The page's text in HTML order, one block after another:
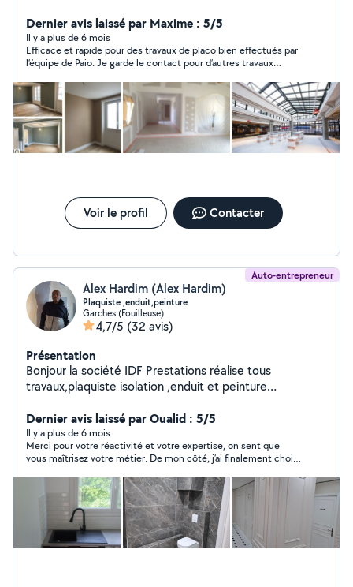
vous assister dans tous vos projets. Que ce soit pour
l'aménagement intérieur, les travaux de peinture, la
pose de carrelage, les menuiseries, la maçonnerie,
l'isolation thermique, l'aménagement de combles, la
plomberie, la rénovation de salle de bain, la pose de
revêtements, l'installation électrique ou la décoration
intérieure, nous sommes à vos côtés.
Dernier avis laissé par Maxime : 5/5
Il y a plus de 6 mois
Efficace et rapide pour des travaux de placo bien effectués par
l’équipe de Paio. Je garde le contact pour d’autres travaux
Voir le profil Contacter
Auto-entrepreneur
Alex Hardim (Alex Hardim)
Plaquiste ,enduit,peinture
Garches (Fouilleuse)
4,7/5 (32 avis)
Présentation
Bonjour la société IDF Prestations réalise tous
travaux,plaquiste isolation ,enduit et peinture
bain propose ces services La qualité c'est notre devise
alors n'hésitez pas à nous contacter au 0646420303
pour un devis
Dernier avis laissé par Oualid : 5/5
Il y a plus de 6 mois
Merci pour votre réactivité et votre expertise, on sent que
vous maîtrisez votre métier. De mon côté, j’ai finalement choisi
retour constructif : certaines remarques peuvent parfois
sembler un peu abruptes pour un client, même
involontairement. Bonne continuation dans vos projets !